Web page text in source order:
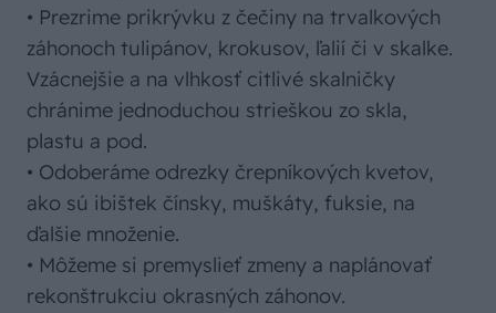
• Prezrime prikrývku z čečiny na trvalkových
záhonoch tulipánov, krokusov, ľalií či v skalke.
Vzácnejšie a na vlhkosť citlivé skalničky
chránime jednoduchou strieškou zo skla,
plastu a pod.
• Odoberáme odrezky črepníkových kvetov,
ako sú ibištek čínsky, muškáty, fuksie, na
ďalšie množenie.
• Môžeme si premyslieť zmeny a naplánovať
rekonštrukciu okrasných záhonov.